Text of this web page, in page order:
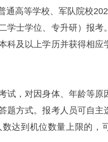
通高等学校、军队院校
学士学位、专升研）报考
科及以上学历并获得相应
试，对因身体、年龄等原
题方式。报考人员可自主
达到机位数量上限的，